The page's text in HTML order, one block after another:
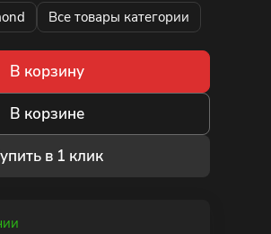
Все товары категории
В корзину
В корзине
в 1 клик